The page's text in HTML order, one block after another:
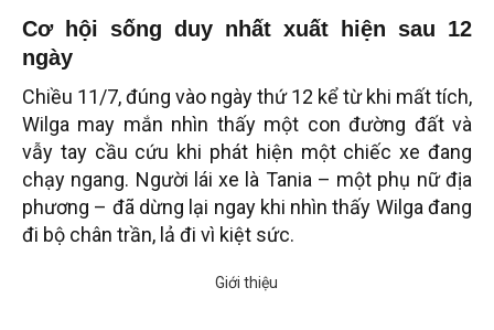
Cơ hội sống duy nhất xuất hiện sau 12
ngày
Chiều 11/7, đúng vào ngày thứ 12 kể từ khi mất tích,
Wilga may mắn nhìn thấy một con đường đất và
vẫy tay cầu cứu khi phát hiện một chiếc xe đang
chạy ngang. Người lái xe là Tania – một phụ nữ địa
phương – đã dừng lại ngay khi nhìn thấy Wilga đang
đi bộ chân trần, lả đi vì kiệt sức.